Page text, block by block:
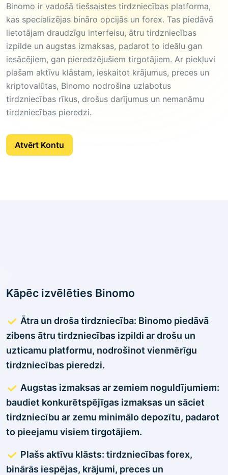
Binomo ir vadošā tiešsaistes tirdzniecības platforma,
kas specializējas bināro opcijās un forex. Tas piedāvā
lietotājam draudzīgu interfeisu, ātru tirdzniecības
izpilde un augstas izmaksas, padarot to ideālu gan
iesācējiem, gan pieredzējušiem tirgotājiem. Ar piekļuvi
plašam aktīvu klāstam, ieskaitot krājumus, preces un
kriptovalūtas, Binomo nodrošina uzlabotus
tirdzniecības rīkus, drošus darījumus un nemanāmu
tirdzniecības pieredzi.
Atvērt Kontu
Kāpēc izvēlēties Binomo
Ātra un droša tirdzniecība: Binomo piedāvā
zibens ātru tirdzniecības izpildi ar drošu un
uzticamu platformu, nodrošinot vienmērīgu
tirdzniecības pieredzi.
Augstas izmaksas ar zemiem noguldījumiem:
baudiet konkurētspējīgas izmaksas un sāciet
tirdzniecību ar zemu minimālo depozītu, padarot
to pieejamu visiem tirgotājiem.
Plašs aktīvu klāsts: tirdzniecības forex,
binārās iespējas, krājumi, preces un